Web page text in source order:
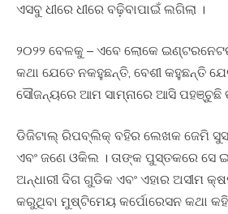
ଏସବୁ ଧୀରେ ଧୀରେ ବଢ଼ିବାପାଇଁ ଲଗିଲା ।
୨୦୨୨ ବେଳକୁ – ଏବେ ଲୋକେ
କଥା ଯେତେ ନକହୁଛନ୍ତି, ବେଶୀ କହୁଛନ୍ତି
ସୌଜନ୍ୟରେ ଆମ ସାମ୍ନାରେ ଆସି ପହଞ୍ଚୁଛି
ଡିଜିଟାଲ୍ ରିପବ୍ଲିକ୍ ବହିର ଲେଖକ ଜେମି
ଏବଂ ଜଣେ ଓକିଲ । ତାଙ୍କ ପୁସ୍ତକରେ
ଅନ୍ଧାରୀ ଦିଗ ଗୁଡିକ ଏବଂ ଏହାର ଅସୀମ
କରୁଥିବା ମୁଷ୍ଟିମେୟ କର୍ପୋରେସନ କଥା